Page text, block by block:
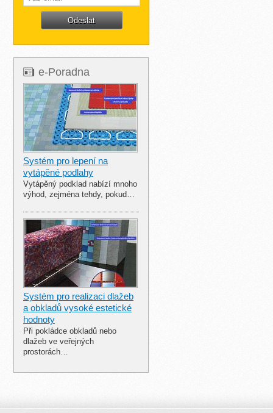
e-Poradna
Systém pro lepení na
vytápěné podlahy
Vytápěný podklad nabízí mnoho
výhod, zejména tehdy, pokud…
Systém pro realizaci dlažeb
a obkladů vysoké estetické
hodnoty
Při pokládce obkladů nebo
dlažeb ve veřejných
prostorách…